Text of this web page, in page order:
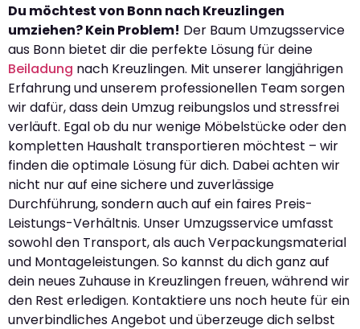
Du möchtest von Bonn nach Kreuzlingen
umziehen? Kein Problem! Der Baum Umzugsservice
aus Bonn bietet dir die perfekte Lösung für deine
Beiladung nach Kreuzlingen. Mit unserer langjährigen
Erfahrung und unserem professionellen Team sorgen
wir dafür, dass dein Umzug reibungslos und stressfrei
verläuft. Egal ob du nur wenige Möbelstücke oder den
kompletten Haushalt transportieren möchtest – wir
finden die optimale Lösung für dich. Dabei achten wir
nicht nur auf eine sichere und zuverlässige
Durchführung, sondern auch auf ein faires Preis-
Leistungs-Verhältnis. Unser Umzugsservice umfasst
sowohl den Transport, als auch Verpackungsmaterial
und Montageleistungen. So kannst du dich ganz auf
dein neues Zuhause in Kreuzlingen freuen, während wir
den Rest erledigen. Kontaktiere uns noch heute für ein
unverbindliches Angebot und überzeuge dich selbst